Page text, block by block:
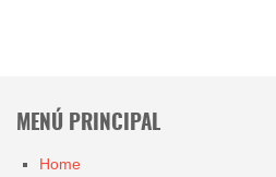
MENÚ PRINCIPAL
Home